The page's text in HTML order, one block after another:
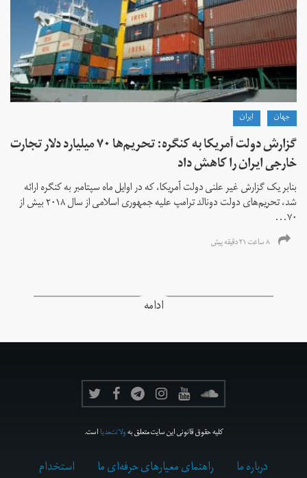
جهان ايران
گزارش دولت آمریکا به کنگره: تحریم‌ها ۷۰ میلیارد دلار تجارت
خارجی ایران را کاهش داد
بنابر یک گزارش غیر علنی دولت آمریکا، که در اوایل ماه سپتامبر به کنگره ارائه
شد، تحریم‌های دولت دونالد ترامپ علیه جمهوری اسلامی از سال ۲۰۱۸ بیش از
۷۰...
۸ ساعت ۲۱ دقیقه پیش
ادامه
کلیه حقوق قانونی این سایت متعلق بهولانت‌مدیااست.
درباره ما راهنمای معیارهای حرفه‌ای ما استخدام